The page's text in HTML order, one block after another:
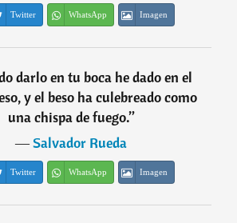
Twitter WhatsApp Imagen
darlo en tu boca he dado en el
y el beso ha culebreado como
una chispa de fuego.”
―Salvador Rueda
Twitter WhatsApp Imagen